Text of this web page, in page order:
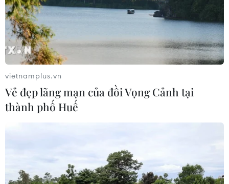
vietnamplus.vn
Vẻ đẹp lãng mạn của đồi Vọng Cảnh tại
thành phố Huế